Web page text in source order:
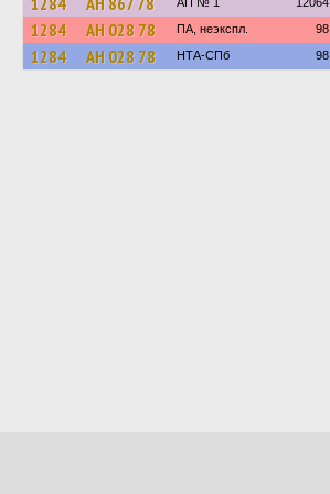
1284 АН 028 78 ПА, неэкспл. 98
1284 АН 028 78 НТА-СПб 98